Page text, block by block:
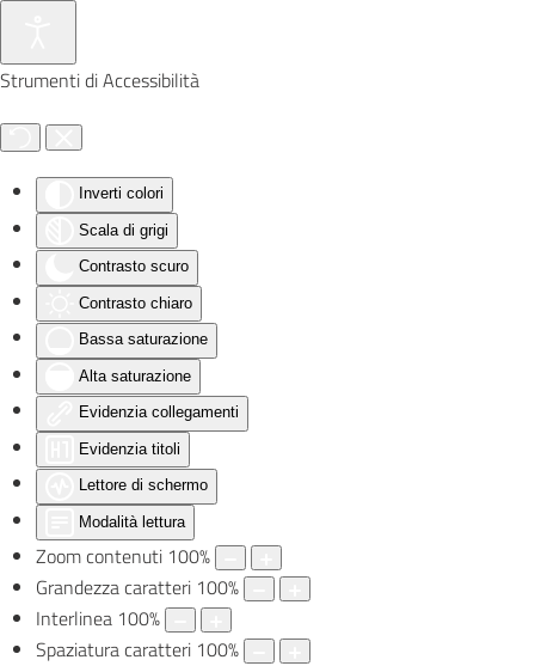
Strumenti di Accessibilità
Inverti colori
Scala di grigi
Contrasto scuro
Contrasto chiaro
Bassa saturazione
Alta saturazione
Evidenzia collegamenti
Evidenzia titoli
Lettore di schermo
Modalità lettura
Zoom contenuti 100%
Grandezza caratteri 100%
Interlinea 100%
Spaziatura caratteri 100%
Skip to main content